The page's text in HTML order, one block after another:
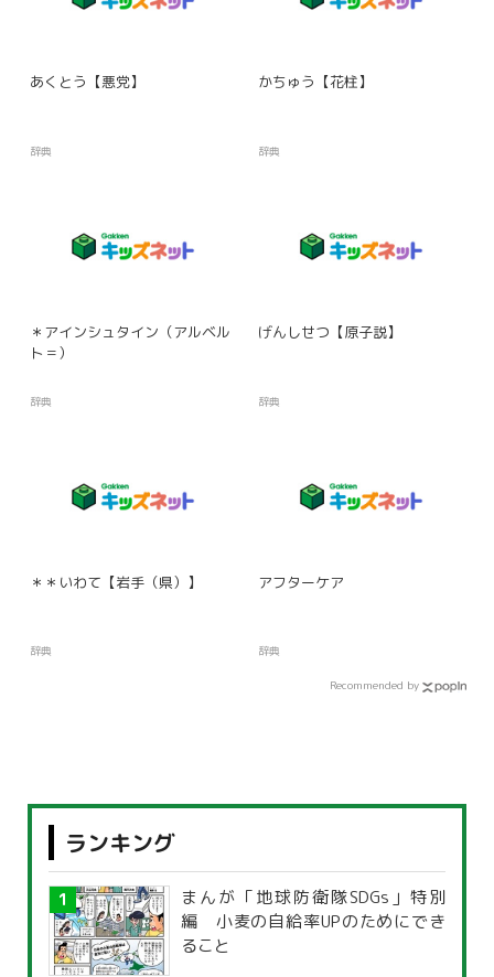
あくとう【悪党】
辞典
かちゅう【花柱】
辞典
＊アインシュタイン（アルベル
ト＝）
辞典
げんしせつ【原子説】
辞典
＊＊いわて【岩手（県）】
辞典
アフターケア
辞典
Recommended by
ランキング
まんが「地球防衛隊SDGs」特別
編 小麦の自給率UPのためにでき
ること